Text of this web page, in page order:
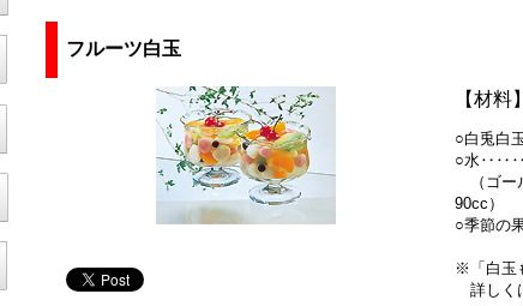
フルーツ白玉
【材
○白兎白
○水
（ゴー
90cc）
○季節の
※「白玉
詳しく